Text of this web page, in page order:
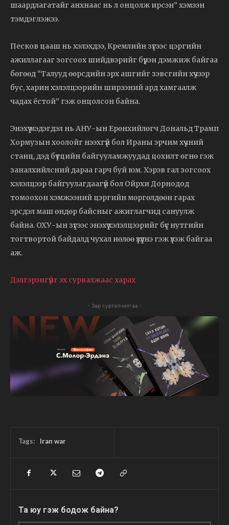
шаардлагатайг анхнаас нь л онцолж ирсэн” хэмээн
тэмдэглэжээ.
Песков цааш нь хэлэхдээ, Кремлийн зүгээс цэргийн
ажиллагааг зогсоох шийдвэрийг бүрэн дэмжиж байгаа
бөгөөд “Талууд өөрсдийн эрх ашгийг зэвсгийн хүчээр
бус, харин хэлэлцээрийн ширээний ард хамгаалж
чадах ёстой” гэж онцолсон байна.
Энэхүү мэдэгдэл нь АНУ-ын Ерөнхийлөгч Дональд Трамп
Хормузын хоолойг нээхгүй бол Ираны эрчим хүчний
станц, дэд бүтцийн байгууламжуудад цохилт өгнө гэж
заналхийлсний дараа гарч буй юм. Хэрэв гал зогсоох
хэлэлцээр байгуулагдаагүй бол Ойрхи Дорнодод
томоохон хэмжээний цэргийн мөргөлдөөн гарах
эрсдэл маш өндөр байсныг ажиглагчид сануулж
байна. ОХУ-ын зүгээс энэхүү хэлэлцээрийг бүс нутгийн
тогтвортой байдалд чухал нөлөө үзүүлнэ гэж үзэж байгаа
аж.
Дэлгэрэнгүйг эх сурвалжаас харах
- Зар сурталчилгаа -
Tags: Iran war
Та юу гэж бодож байна?